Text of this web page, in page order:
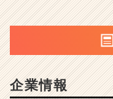
企業情報